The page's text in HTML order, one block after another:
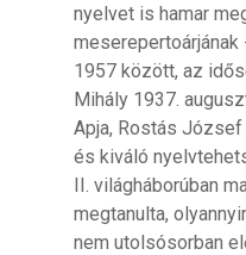
nyelvet is hamar
1957 között, az
Mihály 1937.
Apja, Rostás
és kiváló
II. világháborúban
megtanulta,
nem utolsósorban